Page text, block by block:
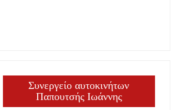
Συνεργείο αυτοκινήτων
Παπουτσής Ιωάννης